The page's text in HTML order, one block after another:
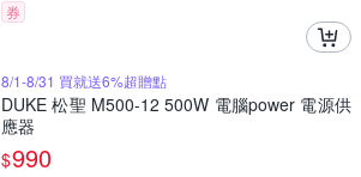
券
8/1-8/31 買就送6%超贈點
DUKE 松聖 M500-12 500W 電腦power 電源供
應器
$990